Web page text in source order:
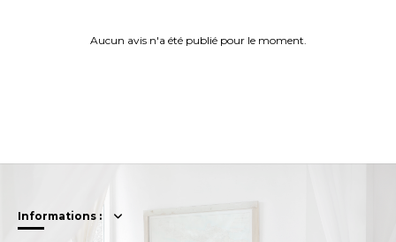
Aucun avis n'a été publié pour le moment.
Informations :